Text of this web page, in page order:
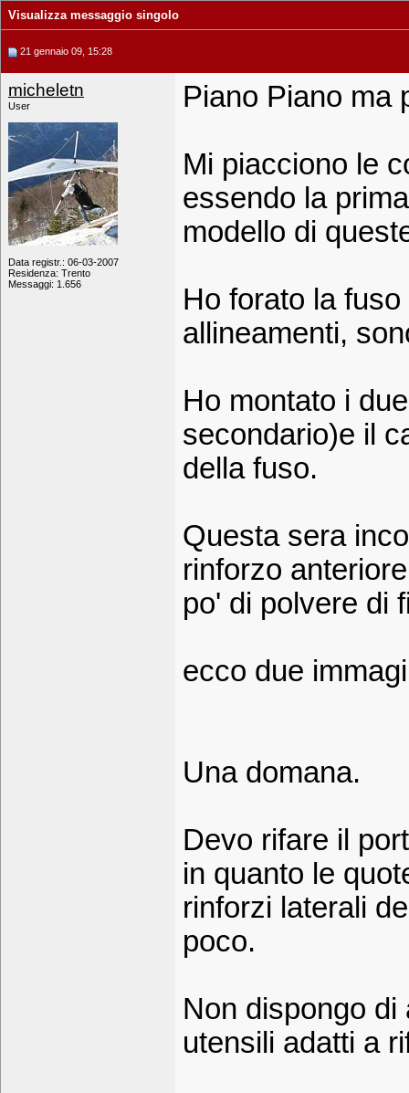
Visualizza messaggio singolo
21 gennaio 09, 15:28
micheletn
User
Data registr.: 06-03-2007
Residenza: Trento
Messaggi: 1.656
Piano Piano ma
Mi piacciono le
essendo la
modello di
Ho forato la
allineamenti,
Ho montato i
secondario)e il
della fuso.
Questa sera
rinforzo
po' di polvere di
ecco due
Una domana.
Devo rifare il
in quanto le
rinforzi laterali
poco.
Non dispongo di
utensili adatti a